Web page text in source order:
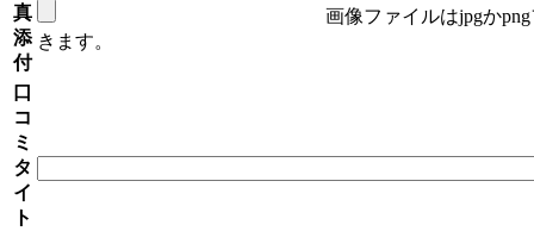
真
添
付
画像ファイルはjpgか
きます。
口
コ
ミ
タ
イ
ト